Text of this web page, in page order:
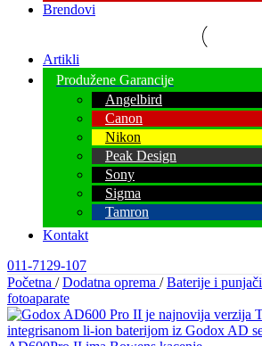
Brendovi
Artikli
Produžene Garancije
Angelbird
Canon
Nikon
Peak Design
Sony
Sigma
Tamron
Kontakt
011-7129-107
Početna / Dodatna oprema / Baterije i punjači
fotoaparate